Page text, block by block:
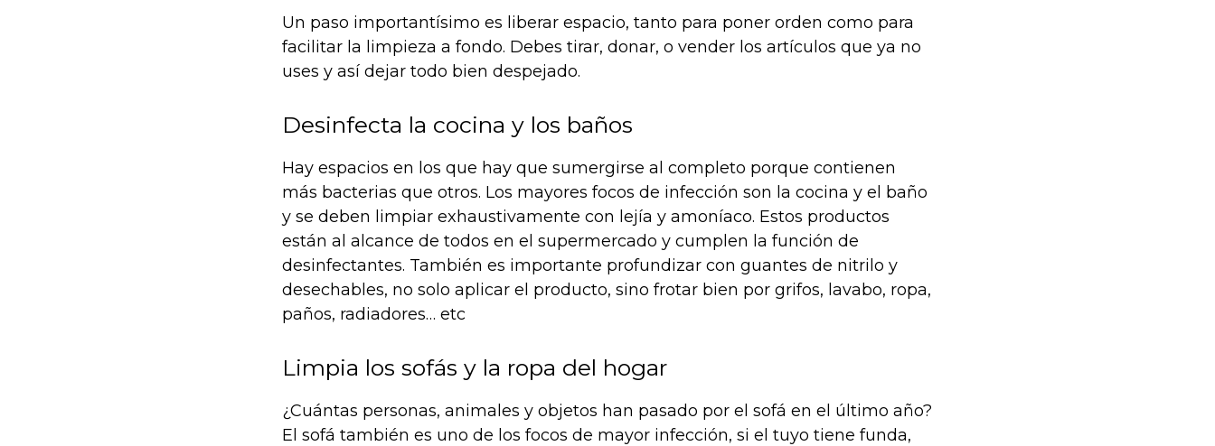
Un paso importantísimo es liberar espacio, tanto para poner orden como para
facilitar la limpieza a fondo. Debes tirar, donar, o vender los artículos que ya no
uses y así dejar todo bien despejado.
Desinfecta la cocina y los baños
Hay espacios en los que hay que sumergirse al completo porque contienen
más bacterias que otros. Los mayores focos de infección son la cocina y el baño
y se deben limpiar exhaustivamente con lejía y amoníaco. Estos productos
están al alcance de todos en el supermercado y cumplen la función de
desinfectantes. También es importante profundizar con guantes de nitrilo y
desechables, no solo aplicar el producto, sino frotar bien por grifos, lavabo, ropa,
paños, radiadores… etc
Limpia los sofás y la ropa del hogar
¿Cuántas personas, animales y objetos han pasado por el sofá en el último año?
El sofá también es uno de los focos de mayor infección, si el tuyo tiene funda,